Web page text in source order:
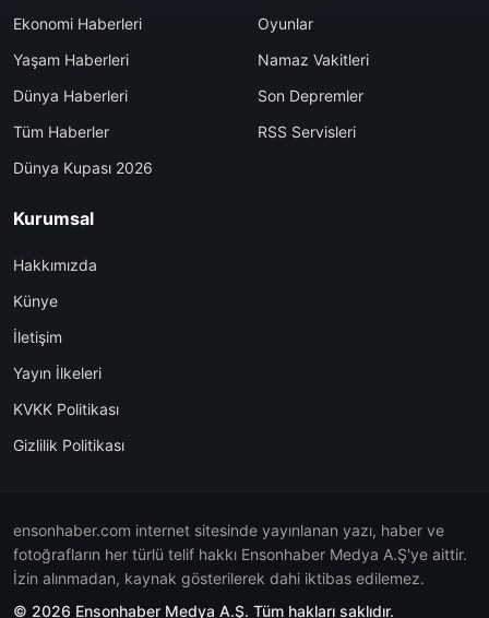
Ekonomi Haberleri
Yaşam Haberleri
Dünya Haberleri
Tüm Haberler
Dünya Kupası 2026
Oyunlar
Namaz Vakitleri
Son Depremler
RSS Servisleri
Kurumsal
Hakkımızda
Künye
İletişim
Yayın İlkeleri
KVKK Politikası
Gizlilik Politikası
ensonhaber.com internet sitesinde yayınlanan yazı, haber ve
fotoğrafların her türlü telif hakkı Ensonhaber Medya A.Ş'ye aittir.
İzin alınmadan, kaynak gösterilerek dahi iktibas edilemez.
© 2026 Ensonhaber Medya A.Ş. Tüm hakları saklıdır.